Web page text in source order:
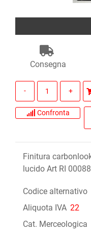
Consegna
Confronta
Finitura
lucido Art RI
Codice alternativo
Aliquota IVA 22
Cat. Merceologica